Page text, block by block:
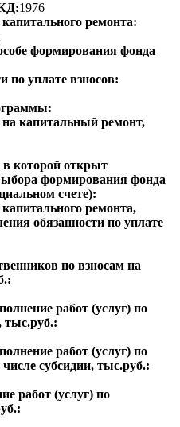
1976
ремонта:
формирования фонда
по уплате взносов:
на капитальный ремонт,
которой открыт
формирования фонда
счете):
ремонта,
обязанности по уплате
по взносам на
работ (услуг) по
тыс.руб.:
работ (услуг) по
субсидии, тыс.руб.:
работ (услуг) по